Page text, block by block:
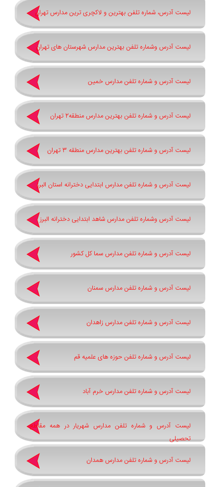
لیست آدرس، شماره تلفن بهترین و لاکچری ترین مدارس تهران
لیست آدرس وشماره تلفن بهترین مدارس شهرستان های تهران
لیست آدرس و شماره تلفن مدارس خمین
لیست آدرس و شماره تلفن بهترین مدارس منطقه2 تهران
لیست آدرس و شماره تلفن بهترین مدارس منطقه 3 تهران
لیست آدرس و شماره تلفن مدارس ابتدایی دخترانه استان البرز
لیست آدرس وشماره تلفن مدارس شاهد ابتدایی دخترانه البرز
لیست آدرس و شماره تلفن مدارس سما کل کشور
لیست آدرس و شماره تلفن مدارس سمنان
لیست آدرس و شماره تلفن مدارس زاهدان
لیست آدرس و شماره تلفن حوزه های علمیه قم
لیست آدرس و شماره تلفن مدارس خرم آباد
لیست آدرس و شماره تلفن مدارس شهریار در همه مقاطع
تحصیلی
لیست آدرس و شماره تلفن مدارس همدان